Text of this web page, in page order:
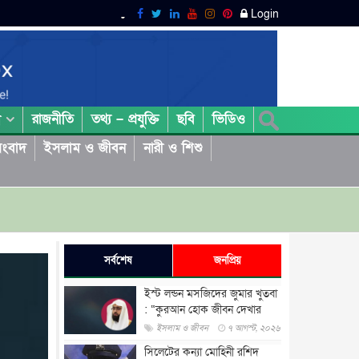
Login
রাজনীতি তথ্য – প্রযুক্তি ছবি
ভিডিও
ইসলাম ও জীবন
নারী ও শিশু
সর্বশেষ জনপ্রিয়
ইস্ট লন্ডন মসজিদের জুমার খুতবা
: “কুরআন হোক জীবন দেখার
লেন্স...ইসলাম ও জীবন ৭ আগস্ট, ২০২৬
সিলেটের কন্যা মোহিনী রশিদ